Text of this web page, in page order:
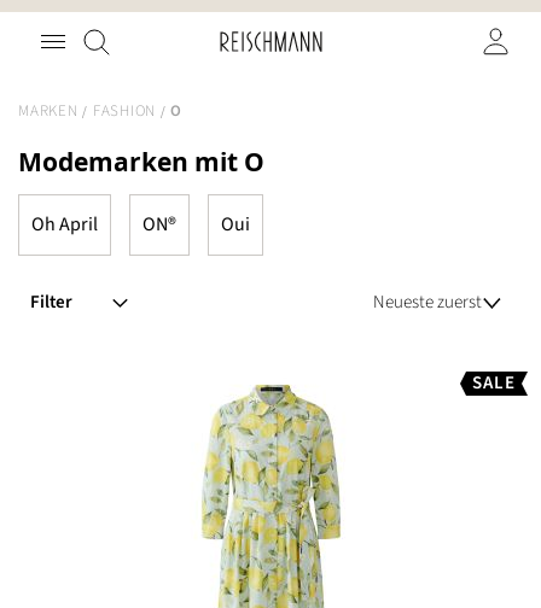
Zum
Inhalt
Suche
MARKEN FASHION O
Modemarken mit O
Oh April ON® Oui
SALE
Filter